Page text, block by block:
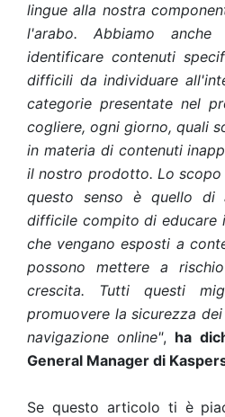
lingue alla nostra
l'arabo. Abbiamo
identificare contenuti
difficili da individuare
categorie presentate nel
cogliere, ogni giorno, quali
in materia di contenuti
il nostro prodotto. Lo
questo senso è quello di
difficile compito di educare
che vengano esposti a
possono mettere a
crescita. Tutti questi
promuovere la sicurezza
navigazione online", ha
General Manager di
Se questo articolo ti è